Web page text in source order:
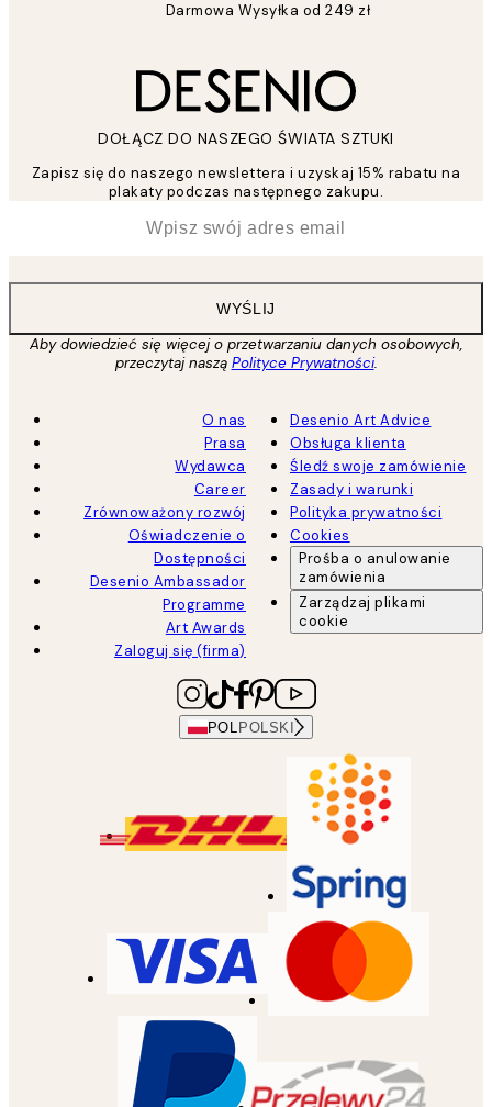
Darmowa Wysyłka od 249 zł
DOŁĄCZ DO NASZEGO ŚWIATA SZTUKI
Zapisz się do naszego newslettera i uzyskaj 15% rabatu na
plakaty podczas następnego zakupu.
WYŚLIJ
Aby dowiedzieć się więcej o przetwarzaniu danych osobowych,
przeczytaj naszą Polityce Prywatności.
O nas
Prasa
Wydawca
Career
Zrównoważony rozwój
Oświadczenie o
Dostępności
Desenio Ambassador
Programme
Art Awards
Zaloguj się (firma)
Desenio Art Advice
Obsługa klienta
Śledź swoje zamówienie
Zasady i warunki
Polityka prywatności
Cookies
Prośba o anulowanie
zamówienia
Zarządzaj plikami
cookie
POL POLSKI